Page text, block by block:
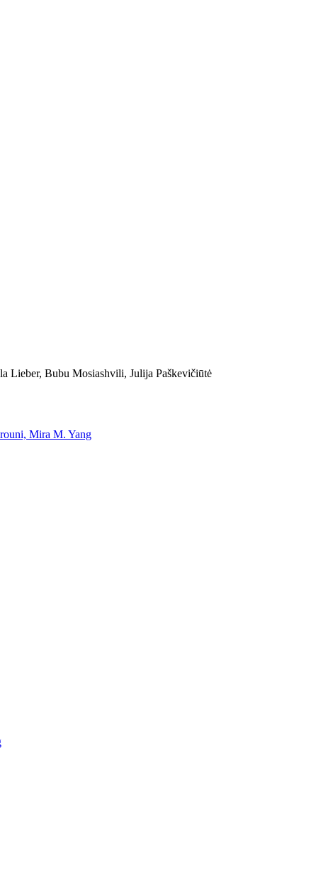
Lieber, Bubu Mosiashvili, Julija Paškevičiūtė
Mira M. Yang